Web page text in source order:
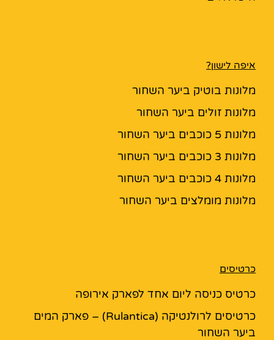
איפה לישון?
מלונות בוטיק ביער השחור
מלונות זולים ביער השחור
מלונות 5 כוכבים ביער השחור
מלונות 3 כוכבים ביער השחור
מלונות 4 כוכבים ביער השחור
מלונות מומלצים ביער השחור
כרטיסים
כרטיס כניסה ליום אחד לפארק אירופה
כרטיסים לרולנטיקה (Rulantica) – פארק המים
ביער השחור